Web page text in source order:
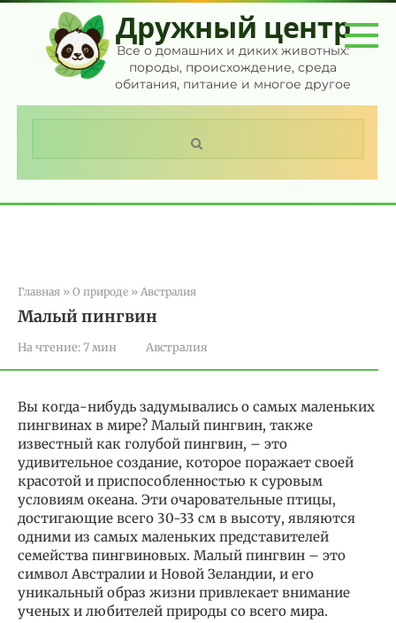
Перейти
контенту
Дружный центр
Все о домашних и диких животных:
породы, происхождение, среда
обитания, питание и многое другое
Главная » О природе » Австралия
Малый пингвин
На чтение:7 мин Австралия
Вы когда-нибудь задумывались о самых маленьких
пингвинах в мире? Малый пингвин, также
известный как голубой пингвин, – это
удивительное создание, которое поражает своей
красотой и приспособленностью к суровым
условиям океана. Эти очаровательные птицы,
достигающие всего 30-33 см в высоту, являются
одними из самых маленьких представителей
семейства пингвиновых. Малый пингвин – это
символ Австралии и Новой Зеландии, и его
уникальный образ жизни привлекает внимание
ученых и любителей природы со всего мира.